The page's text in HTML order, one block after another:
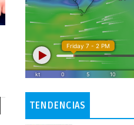
TENDENCIAS